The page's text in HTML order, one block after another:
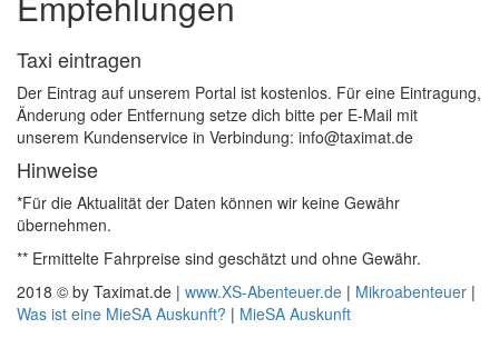
Taxi eintragen
Der Eintrag auf unserem Portal ist kostenlos. Für eine Eintragung,
Änderung oder Entfernung setze dich bitte per E-Mail mit
unserem Kundenservice in Verbindung: info@taximat.de
Hinweise
*Für die Aktualität der Daten können wir keine Gewähr
übernehmen.
** Ermittelte Fahrpreise sind geschätzt und ohne Gewähr.
2018 © by Taximat.de | www.XS-Abenteuer.de | Mikroabenteuer |
Was ist eine MieSA Auskunft? | MieSA Auskunft